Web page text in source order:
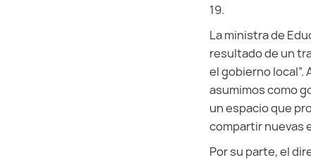
19.
La ministra de
resultado de un
el gobierno
asumimos como
un espacio que
compartir nuevas
Por su parte, el